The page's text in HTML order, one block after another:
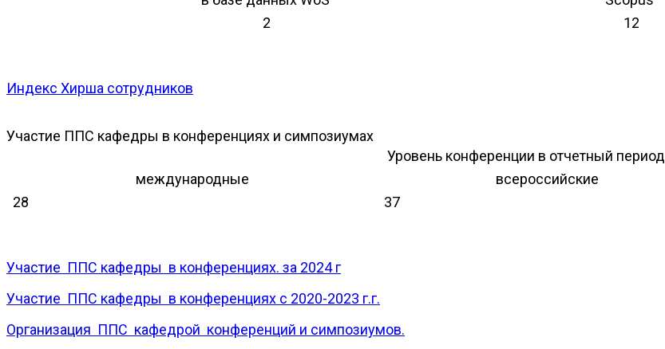
2
12
Индекс Хирша сотрудников
Участие ППС кафедры в конференциях и симпозиумах
Уровень конференции в отчетный период
международные
всероссийские
28
37
Участие ППС кафедры в конференциях. за 2024 г
Участие ППС кафедры в конференциях с 2020-2023 г.г.
Организация ППС кафедрой конференций и симпозиумов.